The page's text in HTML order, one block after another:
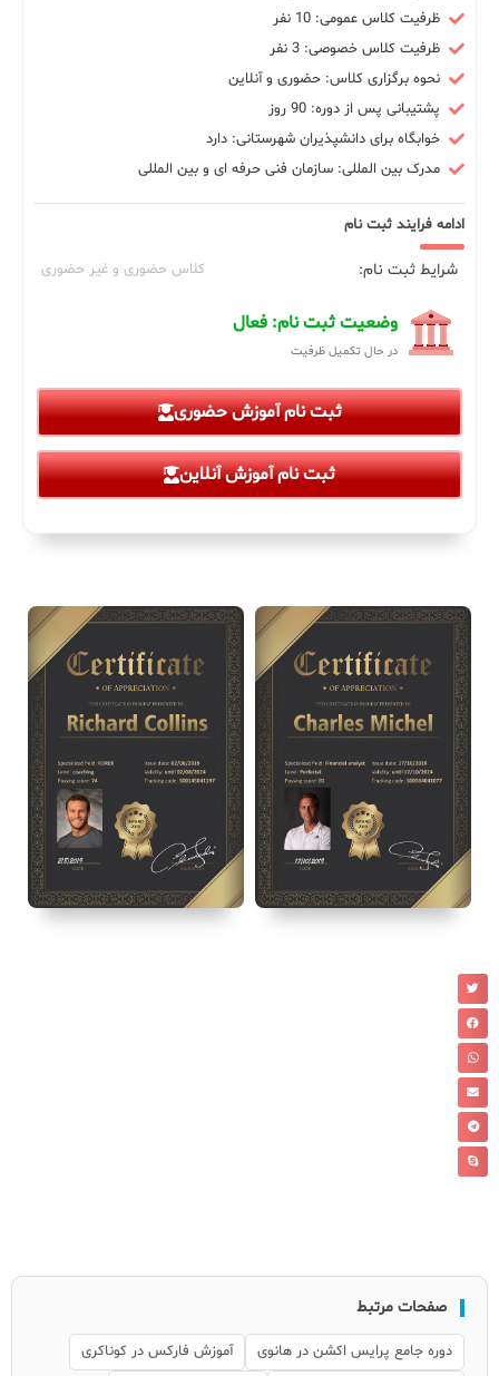
ظرفیت کلاس عمومی: 10 نفر
ظرفیت کلاس خصوصی: 3 نفر
نحوه برگزاری کلاس: حضوری و آنلاین
پشتیبانی پس از دوره: 90 روز
خوابگاه برای دانشپذیران شهرستانی: دارد
مدرک بین المللی: سازمان فنی حرفه ای و بین المللی
ادامه فرایند ثبت نام
شرایط ثبت نام: کلاس حضوری و غیر حضوری
وضعیت ثبت نام: فعال
در حال تکمیل ظرفیت
ثبت نام آموزش حضوری
ثبت نام آموزش آنلاین
صفحات مرتبط
دوره جامع پرایس اکشن در هانوی
آموزش فارکس در کوناکری